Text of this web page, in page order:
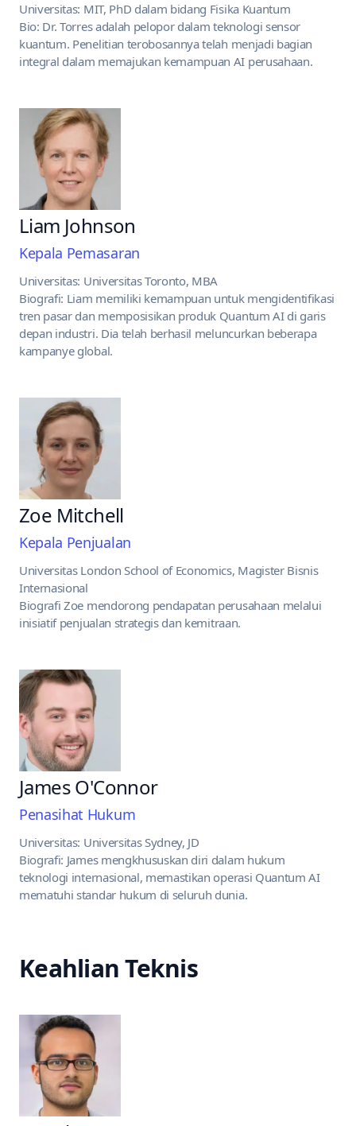
Universitas: MIT, PhD dalam bidang Fisika Kuantum
Bio: Dr. Torres adalah pelopor dalam teknologi sensor
kuantum. Penelitian terobosannya telah menjadi bagian
integral dalam memajukan kemampuan AI perusahaan.
Liam Johnson
Kepala Pemasaran
Universitas: Universitas Toronto, MBA
Biografi: Liam memiliki kemampuan untuk mengidentifikasi
tren pasar dan memposisikan produk Quantum AI di garis
depan industri. Dia telah berhasil meluncurkan beberapa
kampanye global.
Zoe Mitchell
Kepala Penjualan
Universitas London School of Economics, Magister Bisnis
Internasional
Biografi Zoe mendorong pendapatan perusahaan melalui
inisiatif penjualan strategis dan kemitraan.
James O'Connor
Penasihat Hukum
Universitas: Universitas Sydney, JD
Biografi: James mengkhususkan diri dalam hukum
teknologi internasional, memastikan operasi Quantum AI
mematuhi standar hukum di seluruh dunia.
Keahlian Teknis